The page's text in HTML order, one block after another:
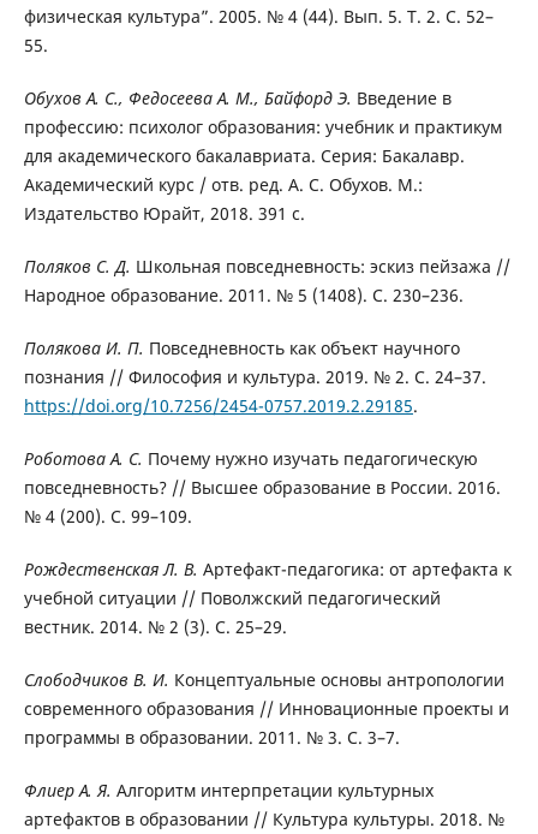
физическая культура”. 2005. № 4 (44). Вып. 5. Т. 2. С. 52–
55.
Обухов А. С., Федосеева А. М., Байфорд Э. Введение в
профессию: психолог образования: учебник и практикум
для академического бакалавриата. Серия: Бакалавр.
Академический курс / отв. ред. А. С. Обухов. М.:
Издательство Юрайт, 2018. 391 с.
Поляков С. Д. Школьная повседневность: эскиз пейзажа //
Народное образование. 2011. № 5 (1408). С. 230–236.
Полякова И. П. Повседневность как объект научного
познания // Философия и культура. 2019. № 2. С. 24–37.
https://doi.org/10.7256/2454-0757.2019.2.29185.
Роботова А. С. Почему нужно изучать педагогическую
повседневность? // Высшее образование в России. 2016.
№ 4 (200). С. 99–109.
Рождественская Л. В. Артефакт-педагогика: от артефакта к
учебной ситуации // Поволжский педагогический
вестник. 2014. № 2 (3). С. 25–29.
Слободчиков В. И. Концептуальные основы антропологии
современного образования // Инновационные проекты и
программы в образовании. 2011. № 3. С. 3–7.
Флиер А. Я. Алгоритм интерпретации культурных
артефактов в образовании // Культура культуры. 2018. №